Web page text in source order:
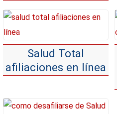
Salud Total
afiliaciones en línea